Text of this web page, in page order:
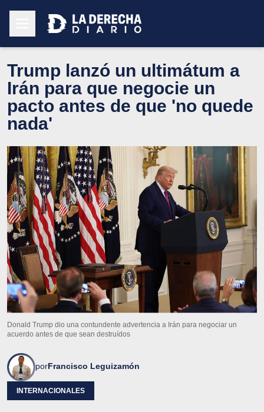
Trump lanzó un ultimátum a
Irán para que negocie un
pacto antes de que 'no quede
nada'
Donald Trump dio una contundente advertencia a Irán para negociar un
acuerdo antes de que sean destruídos
porFrancisco Leguizamón
INTERNACIONALES